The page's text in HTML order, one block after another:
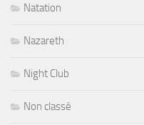
Natation
Nazareth
Night Club
Non classé